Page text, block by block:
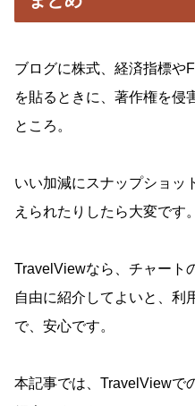
ブログに株式、経済指標や
を貼るときに、著作権を侵
ところ。
いい加減にスナップショッ
えられたりしたら大変です。
TravelViewなら、チャート
自由に紹介してよいと、利
で、安心です。
本記事では、TravelViewで